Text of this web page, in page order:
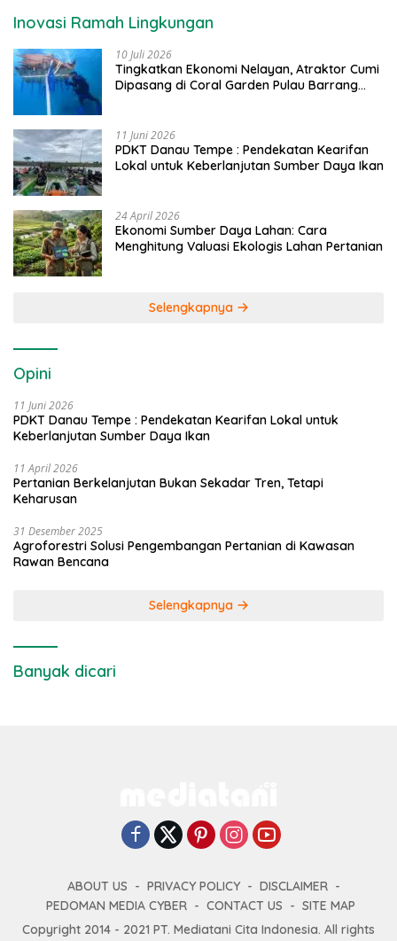
Inovasi Ramah Lingkungan
10 Juli 2026
Tingkatkan Ekonomi Nelayan, Atraktor Cumi
Dipasang di Coral Garden Pulau Barrang
11 Juni 2026
PDKT Danau Tempe : Pendekatan Kearifan
Lokal untuk Keberlanjutan Sumber Daya Ikan
24 April 2026
Ekonomi Sumber Daya Lahan: Cara
Menghitung Valuasi Ekologis Lahan Pertanian
Selengkapnya
Opini
11 Juni 2026
PDKT Danau Tempe : Pendekatan Kearifan Lokal untuk
Keberlanjutan Sumber Daya Ikan
11 April 2026
Pertanian Berkelanjutan Bukan Sekadar Tren, Tetapi
Keharusan
31 Desember 2025
Agroforestri Solusi Pengembangan Pertanian di Kawasan
Rawan Bencana
Selengkapnya
Banyak dicari
ABOUT US PRIVACY POLICY
DISCLAIMER
PEDOMAN MEDIA CYBER
CONTACT US
SITE MAP
Copyright 2014 - 2021 PT. Mediatani Cita Indonesia. All rights